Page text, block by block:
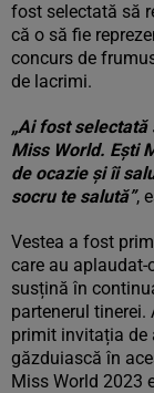
fost selectată să
că o să fie
concurs de
de lacrimi.
„Ai fost
Miss World. Ești
de ocazie și îi
socru te salută”,
Vestea a fost
care au aplaudat-
susțină în
partenerul
primit invitația de
găzduiască în
Miss World 2023